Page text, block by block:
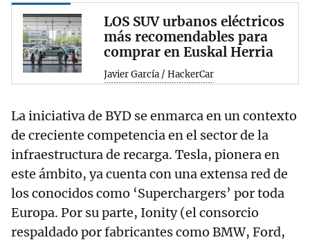
LOS SUV urbanos eléctricos
más recomendables para
comprar en Euskal Herria
Javier García / HackerCar
La iniciativa de BYD se enmarca en un contexto
de creciente competencia en el sector de la
infraestructura de recarga. Tesla, pionera en
este ámbito, ya cuenta con una extensa red de
los conocidos como ‘Superchargers’ por toda
Europa. Por su parte, Ionity (el consorcio
respaldado por fabricantes como BMW, Ford,